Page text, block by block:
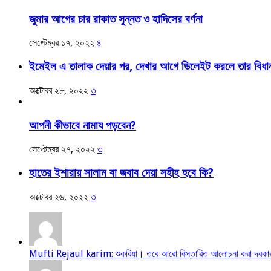
জুমার আগের চার রাকাত সুন্নত ও হাদিসের বর্ণনা
সেপ্টেম্বর ১৭, ২০২২ ৪
ইমেইল এ তালাক দেয়ার পর, দেখার আগে ডিলেইট করলে তার
অক্টোবর ২৮, ২০২২ ৩
আপনী কীভাবে নামায পড়বেন?
সেপ্টেম্বর ২৭, ২০২২ ৩
হাতের ইশারায় সালাম বা জবাব দেয়া সহীহ হবে কি?
অক্টোবর ২৬, ২০২২ ৩
Mufti Rejaul karim: শুকরিয়া। তবে আরো বিস্তারিত আলোচনা করা